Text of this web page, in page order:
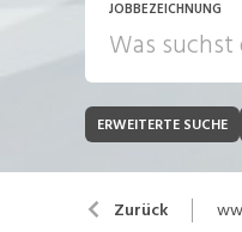
JOBBEZEICHNUNG
JOB-TYP
Bank,
Chemie,
ERWEITERTE SUCHE
Zurück